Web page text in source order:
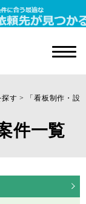
探す 「看板制作・設
件一覧